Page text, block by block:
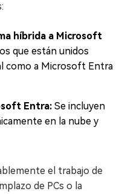
híbrida a Microsoft
que están unidos
como a Microsoft Entra
Entra: Se incluyen
en la nube y
el trabajo de
de PCs o la